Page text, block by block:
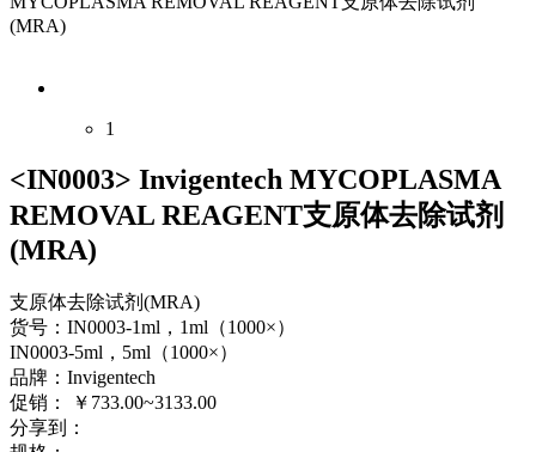
(MRA)
1
<IN0003> Invigentech MYCOPLASMA
REMOVAL REAGENT支原体去除试剂
(MRA)
支原体去除试剂(MRA)
货号：IN0003-1ml，1ml（1000×）
IN0003-5ml，5ml（1000×）
品牌：Invigentech
促销：
￥ 733.00~3133.00
分享到：